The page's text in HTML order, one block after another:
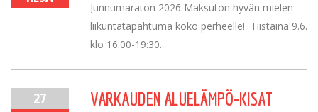
Junnumaraton 2026 Maksuton hyvän mielen
liikuntatapahtuma koko perheelle! Tiistaina 9.6.
klo 16:00-19:30...
27
VARKAUDEN ALUELÄMPÖ-KISAT